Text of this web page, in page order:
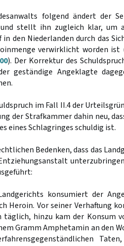
folgend ändert der
und stellt ihn zugleich klar, um
den Niederlanden durch das
verwirklicht worden ist
). Der Korrektur des
geständige Angeklagte
im Fall II.4 der
der Strafkammer dahin neu,
eines Schlagringes schuldig ist.
Bedenken, dass das
konsumiert der
Heroin. Vor seiner Verhaftung
hinzu kam der Konsum
Gramm Amphetamin an den